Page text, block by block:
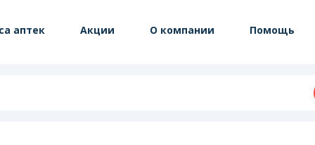
аптек Акции О компании Помощь